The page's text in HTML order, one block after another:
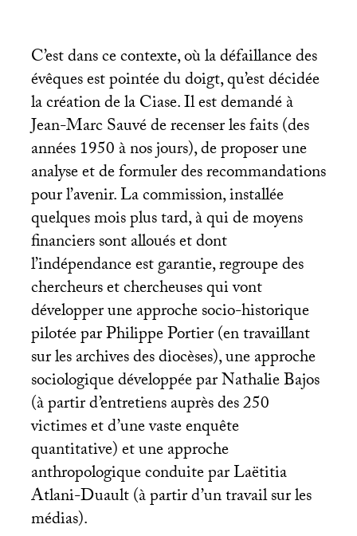
C’est dans ce contexte, où la défaillance des
évêques est pointée du doigt, qu’est décidée
la création de la Ciase. Il est demandé à
Jean-Marc Sauvé de recenser les faits (des
années 1950 à nos jours), de proposer une
analyse et de formuler des recommandations
pour l’avenir. La commission, installée
quelques mois plus tard, à qui de moyens
financiers sont alloués et dont
l’indépendance est garantie, regroupe des
chercheurs et chercheuses qui vont
développer une approche socio-historique
pilotée par Philippe Portier (en travaillant
sur les archives des diocèses), une approche
sociologique développée par Nathalie Bajos
(à partir d’entretiens auprès des 250
victimes et d’une vaste enquête
quantitative) et une approche
anthropologique conduite par Laëtitia
Atlani-Duault (à partir d’un travail sur les
médias).